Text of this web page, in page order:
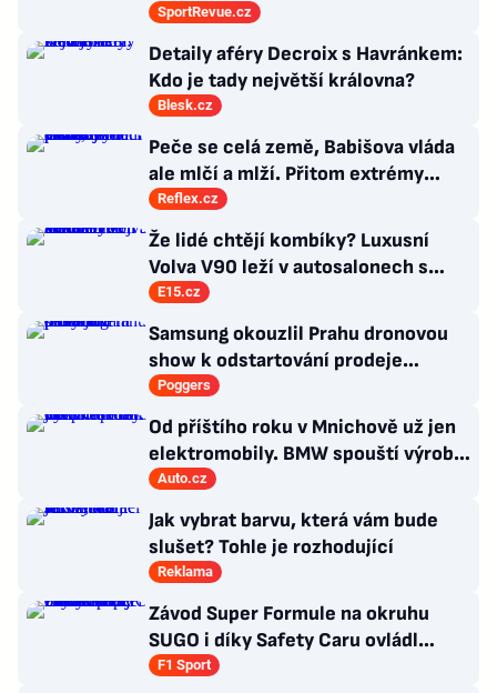
kolonii v Ottawě
SportRevue.cz
Detaily aféry Decroix s Havránkem:
Kdo je tady největší královna?
Blesk.cz
Peče se celá země, Babišova vláda
ale mlčí a mlží. Přitom extrémy
počasí jsou trvalými problémy
Česka
Reflex.cz
Že lidé chtějí kombíky? Luxusní
Volva V90 leží v autosalonech s
milionovou slevou
E15.cz
Samsung okouzlil Prahu dronovou
show k odstartování prodeje
nových produktů
Poggers
Od příštího roku v Mnichově už jen
elektromobily. BMW spouští výrobu
sedanu i3
Auto.cz
Jak vybrat barvu, která vám bude
slušet? Tohle je rozhodující
Reklama
Závod Super Formule na okruhu
SUGO i díky Safety Caru ovládl
Fukuzumi. Staněk po chybě nedojel
F1 Sport